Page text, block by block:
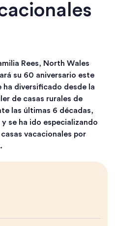
Rees, North Wales
su 60 aniversario este
ha diversificado desde la
de casas rurales de
las últimas 6 décadas,
se ha ido especializando
vacacionales por